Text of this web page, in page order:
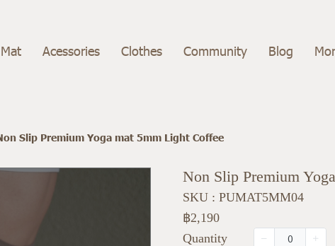
Acessories Clothes Community Blog
Slip Premium Yoga mat 5mm Light Coffee
Non Slip Premium
SKU : PUMAT5MM04
฿2,190
Quantity